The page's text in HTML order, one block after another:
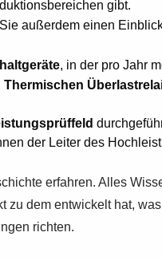
gibt.
außerdem einen
, in der pro Jahr
der Leiter des
erfahren. Alles
zu dem entwickelt hat,
richten.